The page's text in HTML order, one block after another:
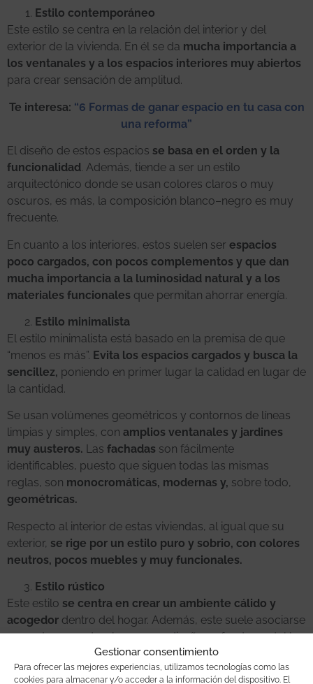
Gestionar consentimiento
Para ofrecer las mejores experiencias, utilizamos tecnologías como las
cookies para almacenar y/o acceder a la información del dispositivo. El
Estilo contemporáneo
Este estilo se centra en la relación del interior y del
exterior de la vivienda. En él se da mucha importancia a
los ventanales y a los espacios interiores muy abiertos
para crear sensación de amplitud.
Te interesa: “6 Formas de ganar espacio en tu casa con
una reforma”
El diseño de estos espacios se basa en el orden y la
funcionalidad. Además, tiende a ser un estilo
arquitectónico donde se usan colores claros o muy
oscuros, es más, la composición blanco–negro es muy
frecuente.
En cuanto a los interiores, estos suelen ser espacios
poco cargados, con pocos complementos y que dan
mucha importancia a la luminosidad natural y a los
materiales funcionales que permitan ahorrar energía.
Estilo minimalista
El estilo minimalista está basado en la premisa de que
“menos es más”. Evita los espacios cargados y busca la
sencillez, poniendo en primer lugar la calidad en lugar de
la cantidad.
Se usan volúmenes geométricos y contornos de líneas
limpias y simples, con amplios ventanales y jardines
muy austeros. Las fachadas son fácilmente
identificables, puesto que siguen todas las mismas
reglas, son monocromáticas, modernas y, sobre todo,
geométricas.
Respecto al interior de estas viviendas, al igual que su
exterior, se rige por un estilo puro y sobrio, con colores
neutros, pocos muebles y muy funcionales.
Estilo rústico
Este estilo se centra en crear un ambiente cálido y
acogedor dentro del hogar. Además, este suele asociarse
con entornos naturales y en su diseño es fundamental la
integración en el entorno y el uso de materiales acordes a
él.